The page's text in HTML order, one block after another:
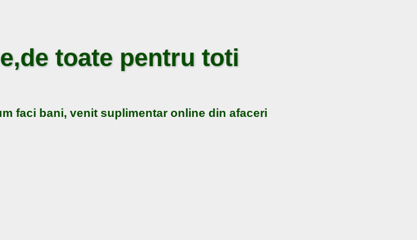
toate pentru toti
faci bani, venit suplimentar online din afaceri